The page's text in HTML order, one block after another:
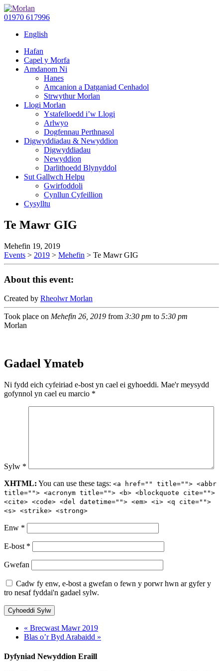
01970 617996
English
Hafan
Capel y Morfa
Amdanom Ni
Hanes
Amcanion a Datganiad Cenhadol
Strwythur Morlan
Llogi Morlan
Ystafelloedd i’w Llogi
Arlwyo
Dogfennau Perthnasol
Digwyddiadau & Newyddion
Digwyddiadau
Newyddion
Darlithoedd Blynyddol
Sut Gallwch Helpu
Gwirfoddoli
Cynllun Cyfeillion
Cysylltu
Te Mawr GIG
Mehefin 19, 2019
Events > 2019 > Mehefin > Te Mawr GIG
About this event:
Created by Rheolwr Morlan
Took place on Mehefin 26, 2019 from 3:30 pm to 5:30 pm
Morlan
Gadael Ymateb
Ni fydd eich cyfeiriad e-bost yn cael ei gyhoeddi. Mae'r meysydd
gofynnol yn cael eu marcio *
Sylw *
XHTML: You can use these tags: <a href="" title=""> <abbr
title=""> <acronym title=""> <b> <blockquote cite="">
<cite> <code> <del datetime=""> <em> <i> <q cite="">
<s> <strike> <strong>
Enw *
E-bost *
Gwefan
Cadw fy enw, e-bost a gwefan o fewn y porwr hwn ar gyfer y
tro nesaf fyddai'n gadael sylw.
« Brecwast Mawr 2019
Blas o’r Byd Arabaidd »
Dyfyniad Newyddion Eraill